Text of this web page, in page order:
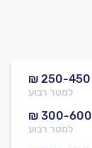
₪ 250-450
למטר רבוע
₪ 300-600
למטר רבוע